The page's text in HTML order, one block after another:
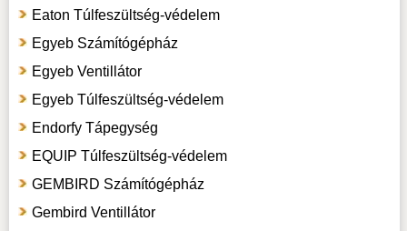
Eaton Túlfeszültség-védelem
Egyeb Számítógépház
Egyeb Ventillátor
Egyeb Túlfeszültség-védelem
Endorfy Tápegység
EQUIP Túlfeszültség-védelem
GEMBIRD Számítógépház
Gembird Ventillátor